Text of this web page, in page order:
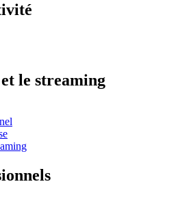
le streaming